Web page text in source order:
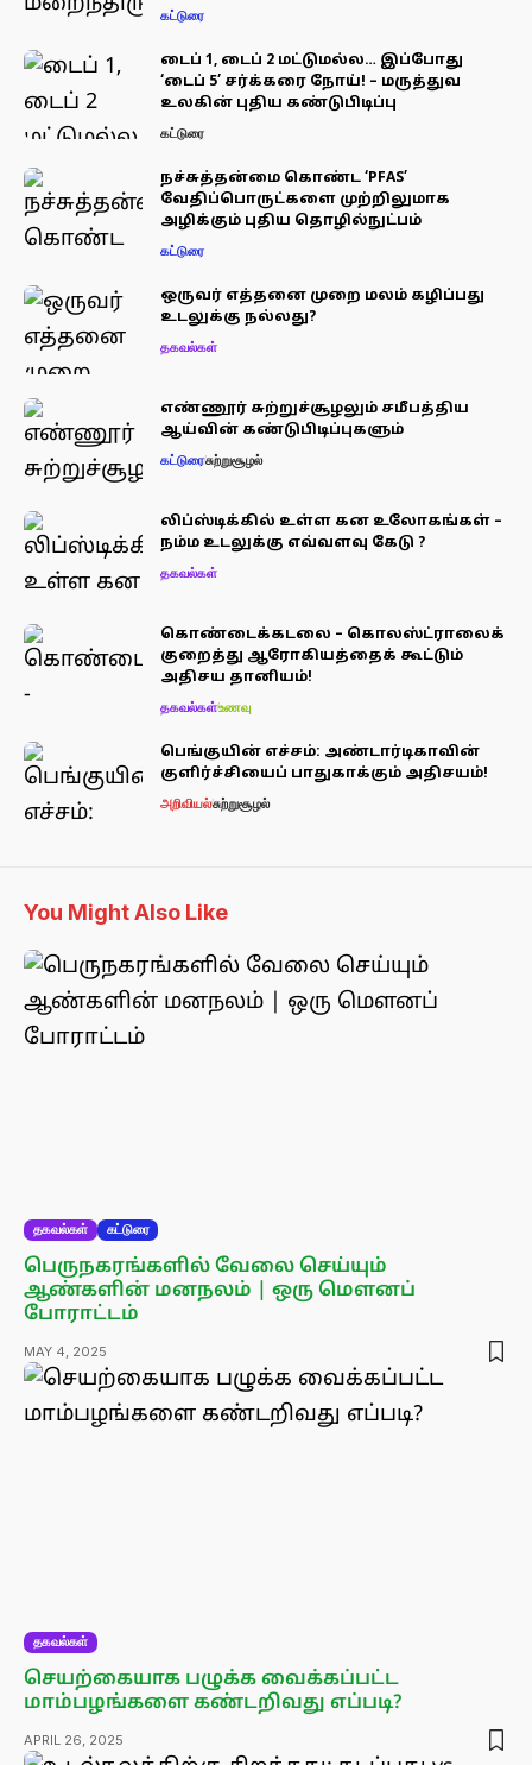
கட்டுரை
டைப் 1, டைப் 2 மட்டுமல்ல… இப்போது
‘டைப் 5’ சர்க்கரை நோய்! – மருத்துவ
உலகின் புதிய கண்டுபிடிப்பு
கட்டுரை
நச்சுத்தன்மை கொண்ட ‘PFAS’
வேதிப்பொருட்களை முற்றிலுமாக
அழிக்கும் புதிய தொழில்நுட்பம்
கட்டுரை
ஒருவர் எத்தனை முறை மலம் கழிப்பது
உடலுக்கு நல்லது?
தகவல்கள்
எண்ணூர் சுற்றுச்சூழலும் சமீபத்திய
ஆய்வின் கண்டுபிடிப்புகளும்
கட்டுரைசுற்றுசூழல்
லிப்ஸ்டிக்கில் உள்ள கன உலோகங்கள் –
நம்ம உடலுக்கு எவ்வளவு கேடு ?
தகவல்கள்
கொண்டைக்கடலை – கொலஸ்ட்ராலைக்
குறைத்து ஆரோகியத்தைக் கூட்டும்
அதிசய தானியம்!
தகவல்கள்உணவு
பெங்குயின் எச்சம்: அண்டார்டிகாவின்
குளிர்ச்சியைப் பாதுகாக்கும் அதிசயம்!
அறிவியல்சுற்றுசூழல்
You Might Also Like
தகவல்கள் கட்டுரை
பெருநகரங்களில் வேலை செய்யும்
ஆண்களின் மனநலம் | ஒரு மௌனப்
போராட்டம்
MAY 4, 2025
தகவல்கள்
செயற்கையாக பழுக்க வைக்கப்பட்ட
மாம்பழங்களை கண்டறிவது எப்படி?
APRIL 26, 2025